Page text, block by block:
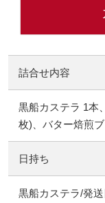
詰合せ内容
黒船カステラ 1本
枚)、バター焙煎
日持ち
黒船カステラ/発